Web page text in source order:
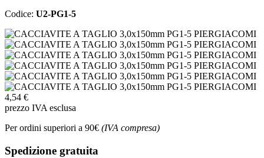
Codice: U2-PG1-5
4,54 €
prezzo IVA esclusa
Per ordini superiori a 90€ (IVA compresa)
Spedizione gratuita